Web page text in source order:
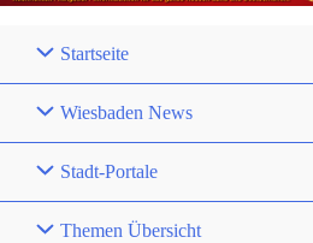
Startseite
Wiesbaden News
Stadt-Portale
Themen Übersicht